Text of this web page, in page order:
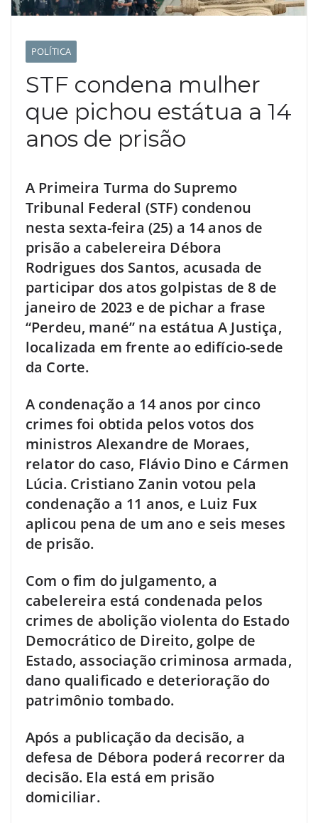
POLÍTICA
STF condena mulher
que pichou estátua a 14
anos de prisão
A Primeira Turma do Supremo
Tribunal Federal (STF) condenou
nesta sexta-feira (25) a 14 anos de
prisão a cabelereira Débora
Rodrigues dos Santos, acusada de
participar dos atos golpistas de 8 de
janeiro de 2023 e de pichar a frase
“Perdeu, mané” na estátua A Justiça,
localizada em frente ao edifício-sede
da Corte.
A condenação a 14 anos por cinco
crimes foi obtida pelos votos dos
ministros Alexandre de Moraes,
relator do caso, Flávio Dino e Cármen
Lúcia. Cristiano Zanin votou pela
condenação a 11 anos, e Luiz Fux
aplicou pena de um ano e seis meses
de prisão.
Com o fim do julgamento, a
cabelereira está condenada pelos
crimes de abolição violenta do Estado
Democrático de Direito, golpe de
Estado, associação criminosa armada,
dano qualificado e deterioração do
patrimônio tombado.
Após a publicação da decisão, a
defesa de Débora poderá recorrer da
decisão. Ela está em prisão
domiciliar.